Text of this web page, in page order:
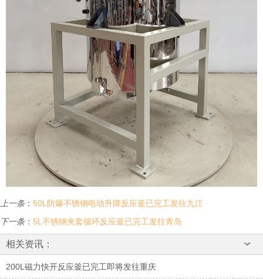
上一条： 50L防爆不锈钢电动升降反应釜已完工发往九江
下一条： 5L不锈钢夹套循环反应釜已完工发往青岛
相关资讯：
200L磁力快开反应釜已完工即将发往重庆